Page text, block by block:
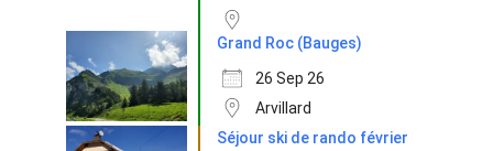
Grand Roc (Bauges)
26 Sep 26
Arvillard
Séjour ski de rando février